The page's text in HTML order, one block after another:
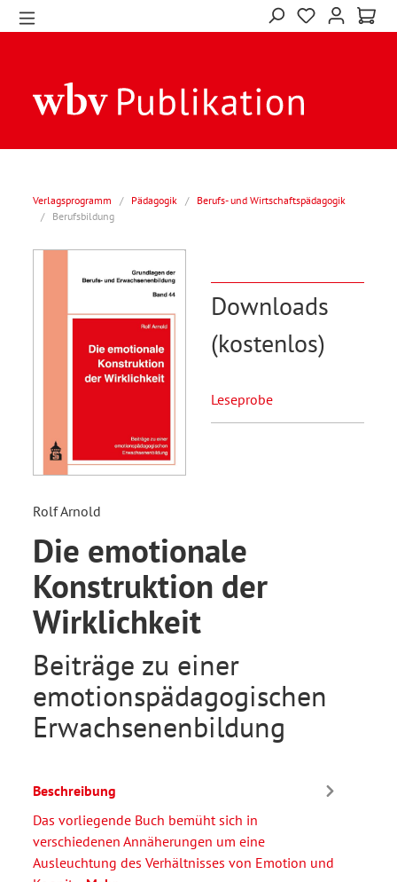
Verlagsprogramm / Pädagogik /
Berufs- und Wirtschaftspädagogik
/
Berufsbildung
Downloads
(kostenlos)
Leseprobe
Rolf Arnold
Die emotionale
Konstruktion der
Wirklichkeit
Beiträge zu einer
emotionspädagogischen
Erwachsenenbildung
Beschreibung
Das vorliegende Buch bemüht sich in
verschiedenen Annäherungen um eine
Ausleuchtung des Verhältnisses von Emotion und